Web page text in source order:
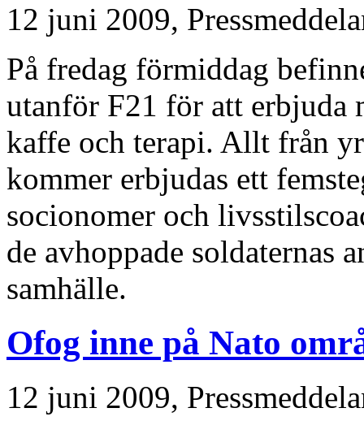
12 juni 2009,
På fredag förmiddag
utanför F21 för att erbjuda
kaffe och terapi. Allt från
kommer erbjudas ett
socionomer och
de avhoppade soldaternas
samhälle.
Ofog inne på Nato
12 juni 2009,